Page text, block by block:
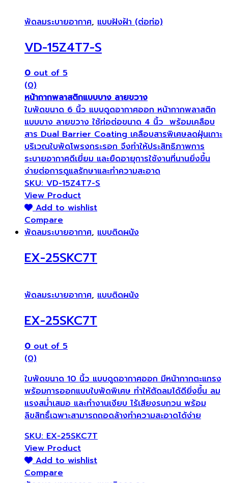
พัดลมระบายอากาศ, แบบฝังฝ้า (ต่อท่อ)
VD-15Z4T7-S
0 out of 5
(0)
หน้ากากพลาสติกแบบบาง ลายขวาง
ใบพัดขนาด 6 นิ้ว แบบดูดอากาศออก หน้ากากพลาสติก
แบบบาง ลายขวาง ใช้ท่อต่อขนาด 4 นิ้ว พร้อมเคลือบ
สาร Dual Barrier Coating เคลือบสารพิเศษลดฝุ่นเกาะ
บริเวณใบพัดโพรงกระรอก จึงทำให้ประสิทธิภาพการ
ระบายอากาศดีเยี่ยม และยืดอายุการใช้งานที่นานยิ่งขึ้น
ง่ายต่อการดูแลรักษาและทำความสะอาด
SKU: VD-15Z4T7-S
View Product
Add to wishlist
Compare
พัดลมระบายอากาศ, แบบติดผนัง
EX-25SKC7T
พัดลมระบายอากาศ, แบบติดผนัง
EX-25SKC7T
0out of 5
(0)
ใบพัดขนาด 10 นิ้ว แบบดูดอากาศออก มีหน้ากากตะแกรง
พร้อมการออกแบบใบพัดพิเศษ ทำให้ตัดลมได้ดียิ่งขึ้น ลม
แรงสม่ำเสมอ และทำงานเงียบ ไร้เสียงรบกวน พร้อม
ลิขสิทธิ์เฉพาะสามารถถอดล้างทำความสะอาดได้ง่าย
SKU: EX-25SKC7T
View Product
Add to wishlist
Compare